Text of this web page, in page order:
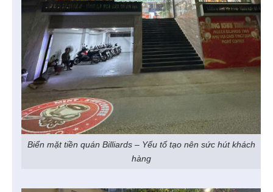
Biển mặt tiền quán Billiards – Yếu tố tạo nên sức hút khách
hàng